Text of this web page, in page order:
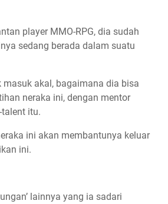
player MMO-RPG, dia sudah
sedang berada dalam suatu
akal, bagaimana dia bisa
neraka ini, dengan mentor
itu.
ini akan membantunya keluar
ini.
lainnya yang ia sadari